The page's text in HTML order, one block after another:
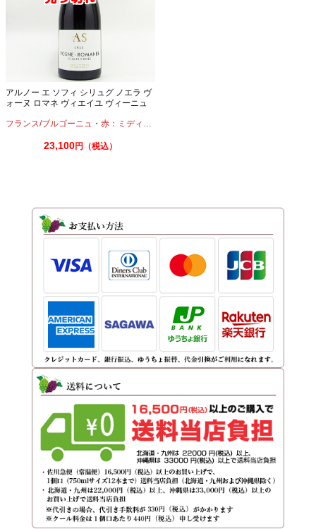
アルノー エ ソフィ シリュグ ノエラ ヴ
ォーヌ ロマネ ヴィエイユ ヴィーニュ
フランス/ブルゴーニュ ・ 赤：ミディアムボディ
23,100円（税込）